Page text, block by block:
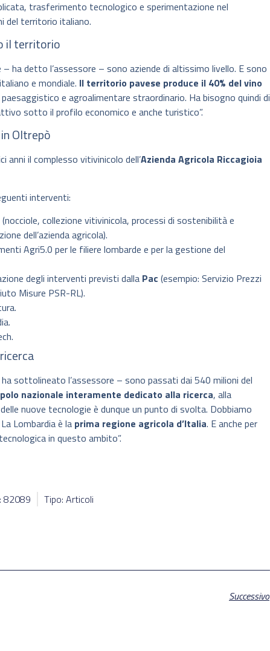
trasferimento tecnologico e sperimentazione nel
del territorio italiano.
il territorio
ha detto l’assessore – sono aziende di altissimo livello. E sono
e mondiale. Il territorio pavese produce il 40% del vino
e agroalimentare straordinario. Ha bisogno quindi di
sotto il profilo economico e anche turistico”.
Oltrepò
anni il complesso vitivinicolo dell’Azienda Agricola Riccagioia
interventi:
collezione vitivinicola, processi di sostenibilità e
dell’azienda agricola).
Agri5.0 per le filiere lombarde e per la gestione del
degli interventi previsti dalla Pac (esempio: Servizio Prezzi
Misure PSR-RL).
sottolineato l’assessore – sono passati dai 540 milioni del
nazionale interamente dedicato alla ricerca, alla
nuove tecnologie è dunque un punto di svolta. Dobbiamo
Lombardia è la prima regione agricola d’Italia. E anche per
in questo ambito”.
82089 Tipo: Articoli
Successivo